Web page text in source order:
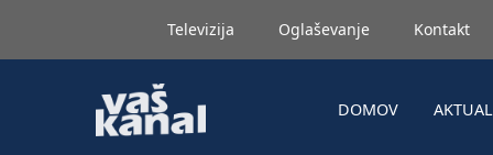
Televizija Oglaševanje Kontakt
DOMOV